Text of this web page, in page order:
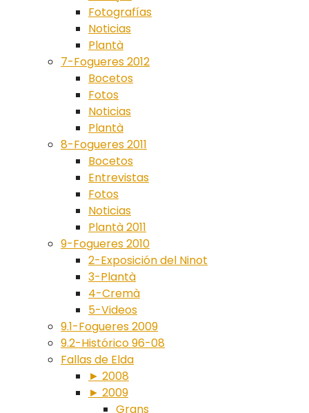
Fotografías
Noticias
Plantà
7-Fogueres 2012
Bocetos
Fotos
Noticias
Plantà
8-Fogueres 2011
Bocetos
Entrevistas
Fotos
Noticias
Plantà 2011
9-Fogueres 2010
2-Exposición del Ninot
3-Plantà
4-Cremà
5-Videos
9.1-Fogueres 2009
9.2-Histórico 96-08
Fallas de Elda
► 2008
► 2009
Grans